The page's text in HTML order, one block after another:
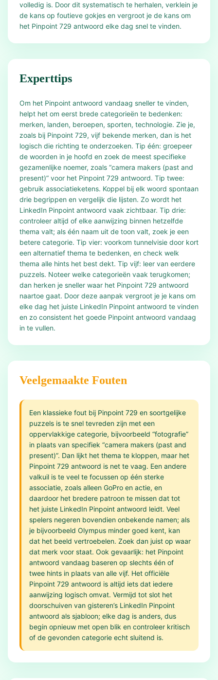
volledig is. Door dit systematisch te herhalen, verklein je
de kans op foutieve gokjes en vergroot je de kans om
het Pinpoint 729 antwoord elke dag snel te vinden.
Experttips
Om het Pinpoint antwoord vandaag sneller te vinden,
helpt het om eerst brede categorieën te bedenken:
merken, landen, beroepen, sporten, technologie. Zie je,
zoals bij Pinpoint 729, vijf bekende merken, dan is het
logisch die richting te onderzoeken. Tip één: groepeer
de woorden in je hoofd en zoek de meest specifieke
gezamenlijke noemer, zoals “camera makers (past and
present)” voor het Pinpoint 729 antwoord. Tip twee:
gebruik associatieketens. Koppel bij elk woord spontaan
drie begrippen en vergelijk die lijsten. Zo wordt het
LinkedIn Pinpoint antwoord vaak zichtbaar. Tip drie:
controleer altijd of elke aanwijzing binnen hetzelfde
thema valt; als één naam uit de toon valt, zoek je een
betere categorie. Tip vier: voorkom tunnelvisie door kort
een alternatief thema te bedenken, en check welk
thema alle hints het best dekt. Tip vijf: leer van eerdere
puzzels. Noteer welke categorieën vaak terugkomen;
dan herken je sneller waar het Pinpoint 729 antwoord
naartoe gaat. Door deze aanpak vergroot je je kans om
elke dag het juiste LinkedIn Pinpoint antwoord te vinden
en zo consistent het goede Pinpoint antwoord vandaag
in te vullen.
Veelgemaakte Fouten
Een klassieke fout bij Pinpoint 729 en soortgelijke
puzzels is te snel tevreden zijn met een
oppervlakkige categorie, bijvoorbeeld “fotografie”
in plaats van specifiek “camera makers (past and
present)”. Dan lijkt het thema te kloppen, maar het
Pinpoint 729 antwoord is net te vaag. Een andere
valkuil is te veel te focussen op één sterke
associatie, zoals alleen GoPro en actie, en
daardoor het bredere patroon te missen dat tot
het juiste LinkedIn Pinpoint antwoord leidt. Veel
spelers negeren bovendien onbekende namen; als
je bijvoorbeeld Olympus minder goed kent, kan
dat het beeld vertroebelen. Zoek dan juist op waar
dat merk voor staat. Ook gevaarlijk: het Pinpoint
antwoord vandaag baseren op slechts één of
twee hints in plaats van alle vijf. Het officiële
Pinpoint 729 antwoord is altijd iets dat iedere
aanwijzing logisch omvat. Vermijd tot slot het
doorschuiven van gisteren’s LinkedIn Pinpoint
antwoord als sjabloon; elke dag is anders, dus
begin opnieuw met open blik en controleer kritisch
of de gevonden categorie echt sluitend is.